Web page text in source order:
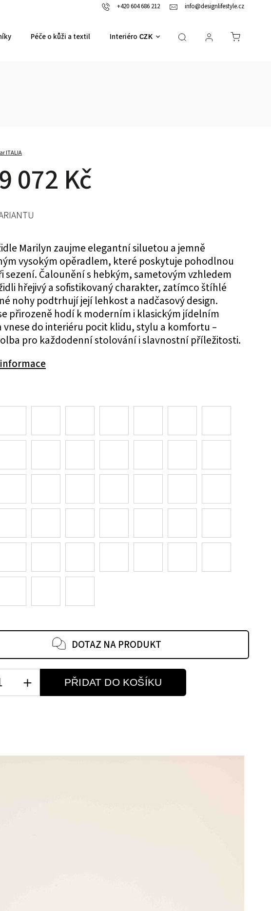
+420 604 686 212 info@designlifestyle.cz
CZK
Péče o kůži a textil Interiérové doplňky
ITALIA
9 072 Kč
Marilyn zaujme elegantní siluetou a jemně
vysokým opěradlem, které poskytuje pohodlnou
sezení. Čalounění s hebkým, sametovým vzhledem
hřejivý a sofistikovaný charakter, zatímco štíhlé
nohy podtrhují její lehkost a nadčasový design.
přirozeně hodí k moderním i klasickým jídelním
vnese do interiéru pocit klidu, stylu a komfortu –
pro každodenní stolování i slavnostní příležitosti.
DOTAZ NA PRODUKT
PŘIDAT DO KOŠÍKU